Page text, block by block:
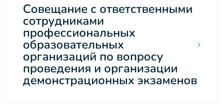
Совещание с ответственными
сотрудниками
профессиональных
образовательных
организаций по вопросу
проведения и организации
демонстрационных экзаменов